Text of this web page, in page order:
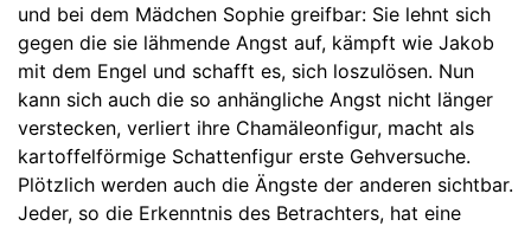
und bei dem Mädchen Sophie greifbar: Sie lehnt sich
gegen die sie lähmende Angst auf, kämpft wie Jakob
mit dem Engel und schafft es, sich loszulösen. Nun
kann sich auch die so anhängliche Angst nicht länger
verstecken, verliert ihre Chamäleonfigur, macht als
kartoffelförmige Schattenfigur erste Gehversuche.
Plötzlich werden auch die Ängste der anderen sichtbar.
Jeder, so die Erkenntnis des Betrachters, hat eine